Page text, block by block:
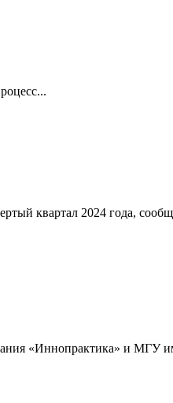
квартал 2024 года,
«Иннопрактика» и